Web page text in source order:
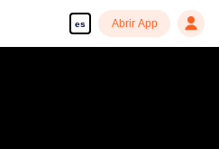
es Abrir App